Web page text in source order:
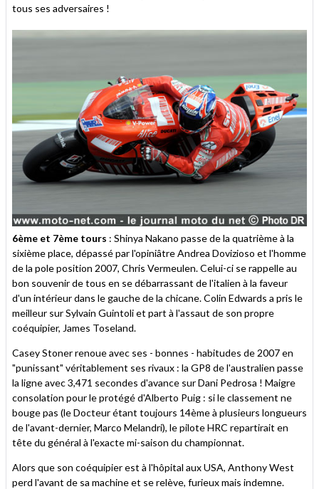
tous ses adversaires !
6ème et 7ème tours : Shinya Nakano passe de la quatrième à la
sixième place, dépassé par l'opiniâtre Andrea Dovizioso et l'homme
de la pole position 2007, Chris Vermeulen. Celui-ci se rappelle au
bon souvenir de tous en se débarrassant de l'italien à la faveur
d'un intérieur dans le gauche de la chicane. Colin Edwards a pris le
meilleur sur Sylvain Guintoli et part à l'assaut de son propre
coéquipier, James Toseland.
Casey Stoner renoue avec ses - bonnes - habitudes de 2007 en
"punissant" véritablement ses rivaux : la GP8 de l'australien passe
la ligne avec 3,471 secondes d'avance sur Dani Pedrosa ! Maigre
consolation pour le protégé d'Alberto Puig : si le classement ne
bouge pas (le Docteur étant toujours 14ème à plusieurs longueurs
de l'avant-dernier, Marco Melandri), le pilote HRC repartirait en
tête du général à l'exacte mi-saison du championnat.
Alors que son coéquipier est à l'hôpital aux USA, Anthony West
perd l'avant de sa machine et se relève, furieux mais indemne.